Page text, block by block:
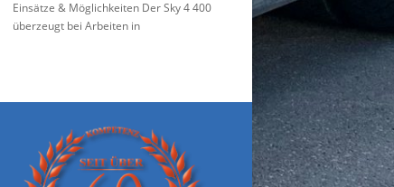
Einsätze & Möglichkeiten Der Sky 4 400
überzeugt bei Arbeiten in